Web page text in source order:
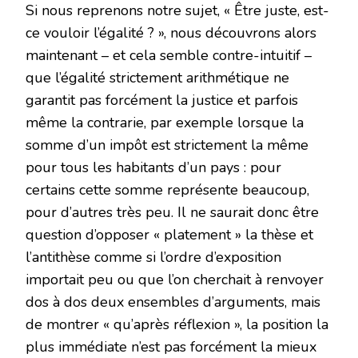
Si nous reprenons notre sujet, « Être juste, est-
ce vouloir l’égalité ? », nous découvrons alors
maintenant – et cela semble contre-intuitif –
que l’égalité strictement arithmétique ne
garantit pas forcément la justice et parfois
même la contrarie, par exemple lorsque la
somme d’un impôt est strictement la même
pour tous les habitants d’un pays : pour
certains cette somme représente beaucoup,
pour d’autres très peu. Il ne saurait donc être
question d’opposer « platement » la thèse et
l’antithèse comme si l’ordre d’exposition
importait peu ou que l’on cherchait à renvoyer
dos à dos deux ensembles d’arguments, mais
de montrer « qu’après réflexion », la position la
plus immédiate n’est pas forcément la mieux